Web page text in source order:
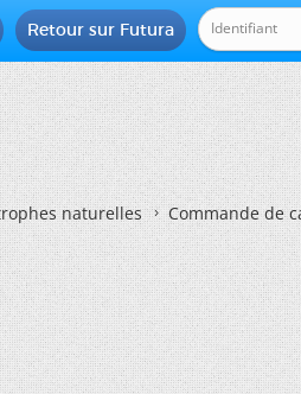
Retour sur Futura
naturelles Commande de